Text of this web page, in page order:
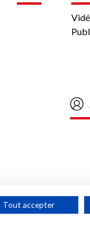
Tout accepter